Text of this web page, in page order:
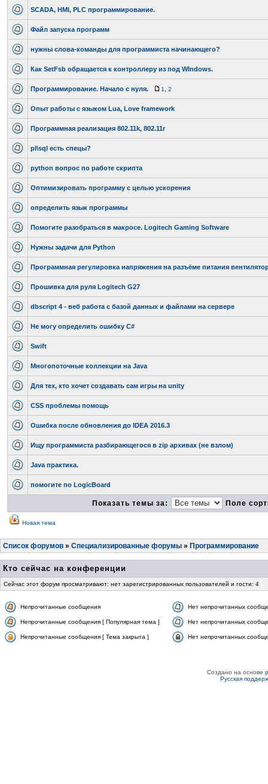
SCADA, HMI, PLC программирование.
Файл запуска программ
нужны слова-команды для программиста начинающего?
Как SetFsb обращается к контроллеру из под WIndows.
Программирование. Начало с нуля. 1 2
Опыт работы с языком Lua, Love framework
Программная реализация 802.11k, 802.11r
pl\sql есть спецы?
python вопрос по работе скрипта
Оптимизировать программу с целью ускорения
определить язык программы
Помогите разобраться в макросе. Logitech Gaming Software
Нужны задачи для Python
Программная регулировка напряжения на разъёме питания
Прошивка для руля Logitech G27
dbscript 4 - веб работа с базой данных и файлами на сервере
Не могу определить ошибку C#
Swift
Многопоточные коллекции на Java
Для тех, кто хочет создавать сам игры на unity
CSS проблемы помощь
Ошибка после обновления до IDEA 2016.3
Ищу программиста разбирающегося в zip архивах (не взлом)
Java практика.
помогите по LogicBoard
Показать темы за: Поле
Новая тема
Список форумов » Специализированные форумы » Программирование
Кто сейчас на конференции
Сейчас этот форум просматривают: нет зарегистрированных пользователей и гости: 4
Непрочитанные сообщения Нет непрочитанных
Непрочитанные сообщения [ Популярная тема ] Нет непрочитанных
Непрочитанные сообщения [ Тема закрыта ] Нет непрочитанных
Создано на основе
Русская